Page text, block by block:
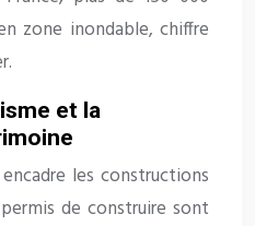
zone inondable, chiffre
et la
les constructions
de construire sont